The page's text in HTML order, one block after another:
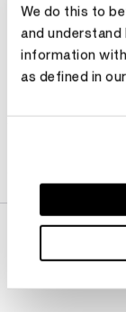
We do this to
and understand
information
as defined in